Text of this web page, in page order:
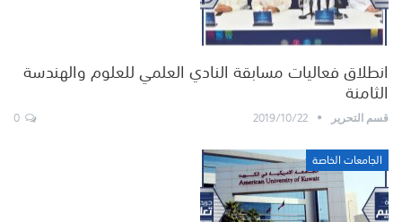
انطلاق فعاليات مسابقة النادي العلمي للعلوم والهندسة
الثامنة
قسم التحرير 2019/10/22
الجامعات الخاصة